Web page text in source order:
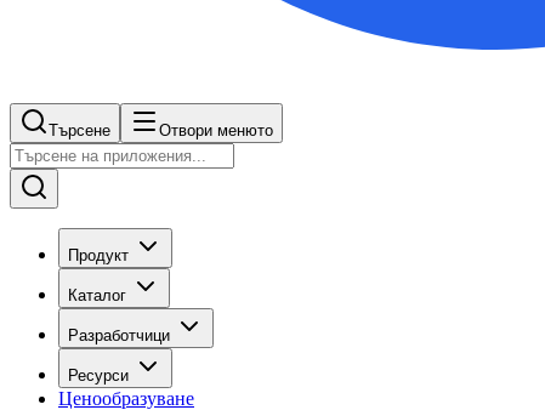
Търсене Отвори менюто
Продукт
Каталог
Разработчици
Ресурси
Ценообразуване